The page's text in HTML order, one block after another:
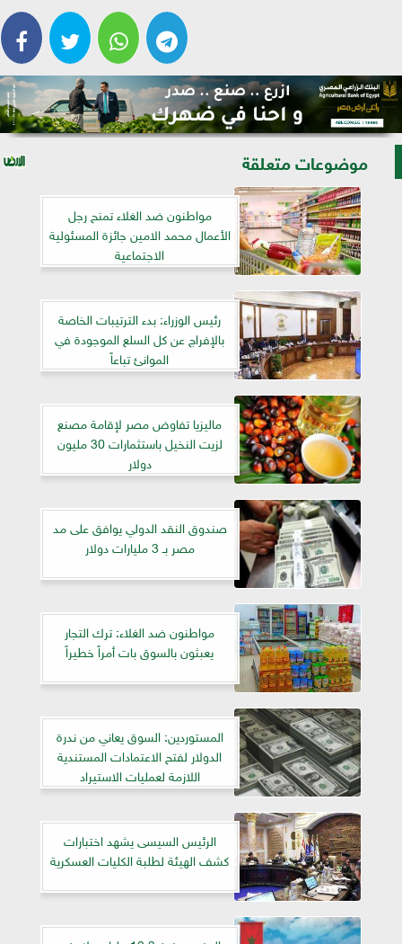
موضوعات متعلقة
مواطنون ضد الغلاء تمنح رجل
الأعمال محمد الامين جائزة المسئولية
الاجتماعية
رئيس الوزراء: بدء الترتيبات الخاصة
بالإفراج عن كل السلع الموجودة في
الموانئ تباعاً
ماليزيا تفاوض مصر لإقامة مصنع
لزيت النخيل باستثمارات 30 مليون
دولار
صندوق النقد الدولي يوافق على مد
مصر بـ 3 مليارات دولار
مواطنون ضد الغلاء: ترك التجار
يعبثون بالسوق بات أمراً خطيراً
المستوردين: السوق يعاني من ندرة
الدولار لفتح الاعتمادات المستندية
اللازمة لعمليات الاستيراد
الرئيس السيسى يشهد اختبارات
كشف الهيئة لطلبة الكليات العسكرية